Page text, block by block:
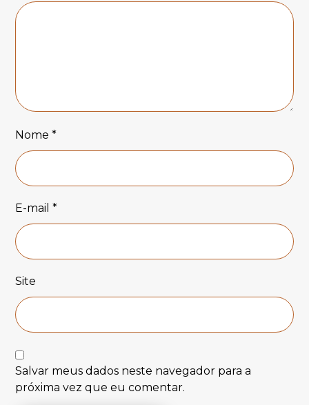
Nome*
E-mail*
Site
Salvar meus dados neste navegador para a
próxima vez que eu comentar.